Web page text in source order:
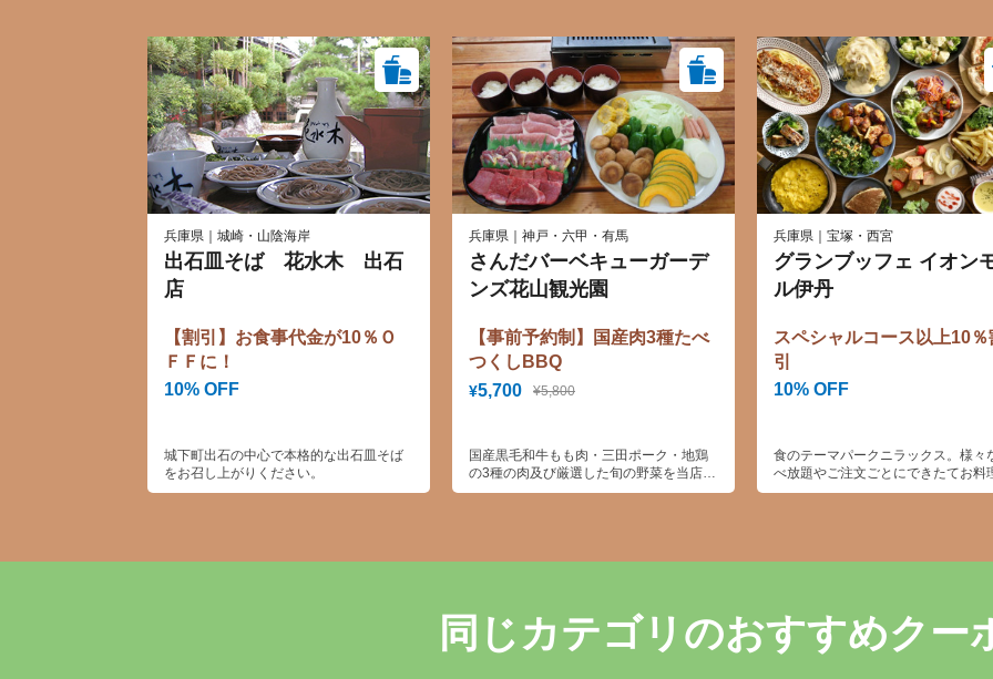
兵庫県｜城崎・山陰海岸
出石皿そば 花水木 出石
店
【割引】お食事代金が10％Ｏ
ＦＦに！
10% OFF
城下町出石の中心で本格的な出石皿そば
をお召し上がりください。
兵庫県｜神戸・六甲・有馬
さんだバーベキューガーデ
ンズ花山観光園
【事前予約制】国産肉3種たべ
つくしBBQ
¥5,700 ¥5,800
国産黒毛和牛もも肉・三田ポーク・地鶏
の3種の肉及び厳選した旬の野菜を当店オ
リジナルの塩で食材の旨味をご堪能いた
兵庫県｜宝塚・西宮
グランブッフェ イオン
ル伊丹
スペシャルコース以上10％
引
10% OFF
食のテーマパークニラックス。様々
べ放題やご注文ごとにできたてお料
提供するバイキングレストランです
同じカテゴリのおすすめクー